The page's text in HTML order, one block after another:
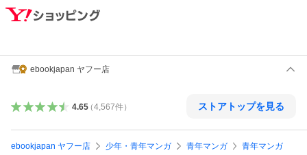
ebookjapan ヤフー店
4.65（4,567件） ストアトップを見る
ebookjapan ヤフー店 少年・青年マンガ 青年マンガ 青年マンガ